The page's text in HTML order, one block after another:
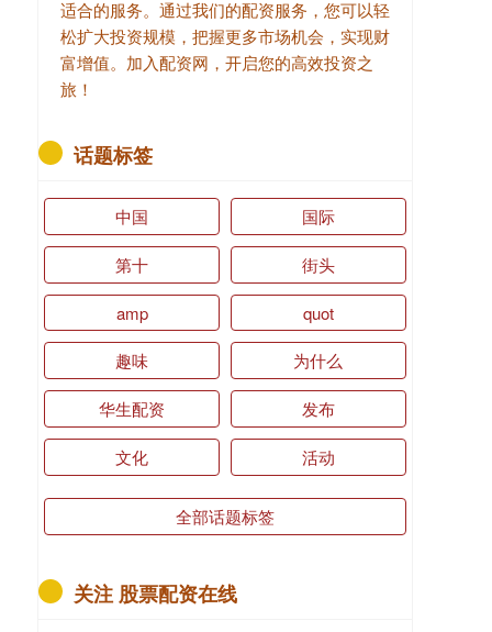
适合的服务。通过我们的配资服务，您可以轻
松扩大投资规模，把握更多市场机会，实现财
富增值。加入配资网，开启您的高效投资之
旅！
话题标签
中国 国际
第十 街头
amp quot
趣味 为什么
华生配资 发布
文化 活动
全部话题标签
关注 股票配资在线